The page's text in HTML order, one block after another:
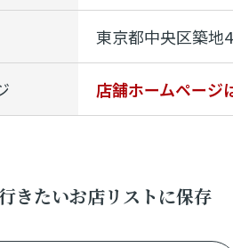
東京都中央区築地
店舗ホームページ
きたいお店リストに保存